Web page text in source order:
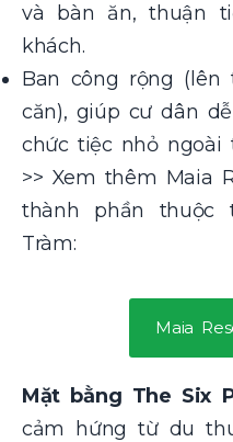
và bàn ăn, thuận
khách.
Ban công rộng
căn), giúp cư dân
chức tiệc nhỏ ngoài
>> Xem thêm Maia
thành phần thuộc
Tràm:
Maia
Mặt bằng The Six
cảm hứng từ du